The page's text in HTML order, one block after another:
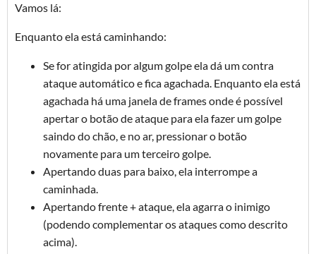
Vamos lá:
Enquanto ela está caminhando:
Se for atingida por algum golpe ela dá um contra
ataque automático e fica agachada. Enquanto ela está
agachada há uma janela de frames onde é possível
apertar o botão de ataque para ela fazer um golpe
saindo do chão, e no ar, pressionar o botão
novamente para um terceiro golpe.
Apertando duas para baixo, ela interrompe a
caminhada.
Apertando frente + ataque, ela agarra o inimigo
(podendo complementar os ataques como descrito
acima).